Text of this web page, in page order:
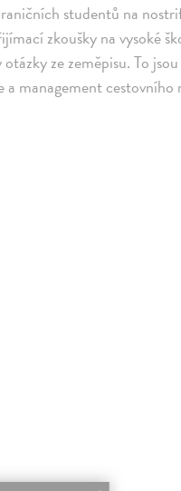
studentů na
zkoušky na vysoké
ze zeměpisu. To
management cestovního